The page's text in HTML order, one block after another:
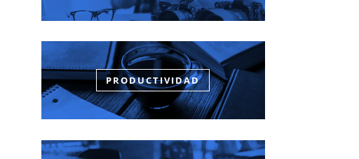
PRODUCTIVIDAD